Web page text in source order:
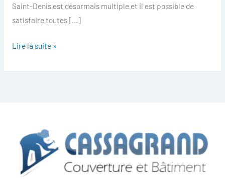
Saint-Denis est désormais multiple et il est possible de
satisfaire toutes […]
Lire la suite »